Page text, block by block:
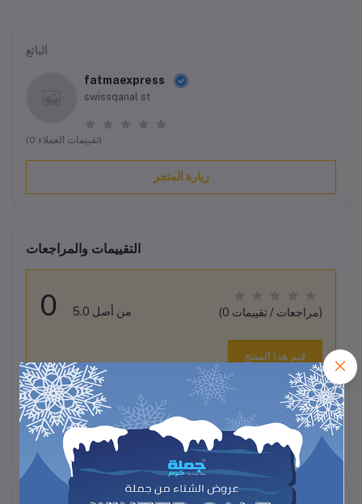
البائع
fatmaexpress
swissqanal st
(0 تقييمات العملاء)
زيارة المتجر
التقييمات والمراجعات
0 من أصل 5.0 (0 مراجعات / تقييمات)
قيم هذا المنتج
لم تكن هناك تقييمات لهذا المنتج حتى الآن.